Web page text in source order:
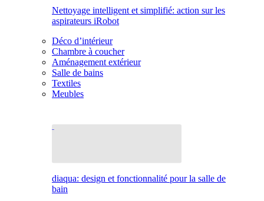
Nettoyage intelligent et simplifié: action sur les
aspirateurs iRobot
Déco d’intérieur
Chambre à coucher
Aménagement extérieur
Salle de bains
Textiles
Meubles
diaqua: design et fonctionnalité pour la salle de
bain